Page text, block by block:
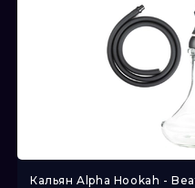
Кальян Alpha Hookah -